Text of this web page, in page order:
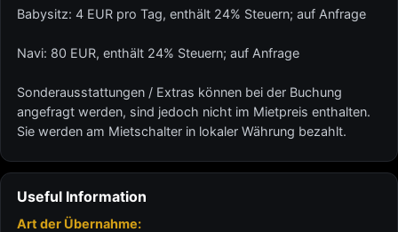
Babysitz: 4 EUR pro Tag, enthält 24% Steuern; auf Anfrage
Navi: 80 EUR, enthält 24% Steuern; auf Anfrage
Sonderausstattungen / Extras können bei der Buchung
angefragt werden, sind jedoch nicht im Mietpreis enthalten.
Sie werden am Mietschalter in lokaler Währung bezahlt.
Useful Information
Art der Übernahme: